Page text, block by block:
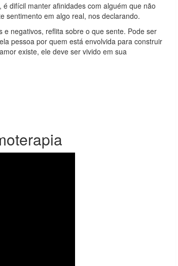
difícil manter afinidades com alguém que não
sentimento em algo real, nos declarando.
negativos, reflita sobre o que sente. Pode ser
pessoa por quem está envolvida para construir
existe, ele deve ser vivido em sua